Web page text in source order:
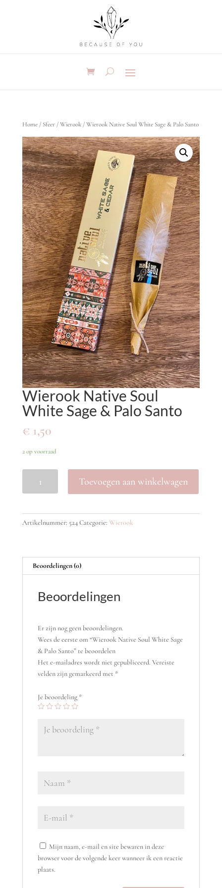
Home/ Sfeer/Wierook/ Wierook Native Soul White Sage & Palo Santo
Wierook Native Soul
White Sage & Palo Santo
€ 1,50
2 op voorraad
Native
Sage
aantal
Toevoegen aan winkelwagen
Artikelnummer: 524Categorie: Wierook
Beoordelingen (0)
Beoordelingen
Er zijn nog geen beoordelingen.
Wees de eerste om “Wierook Native Soul White Sage
& Palo Santo” te beoordelen
Het e-mailadres wordt niet gepubliceerd. Vereiste
velden zijn gemarkeerd met *
Je beoordeling *
Mijn naam, e-mail en site bewaren in deze
browser voor de volgende keer wanneer ik een reactie
plaats.